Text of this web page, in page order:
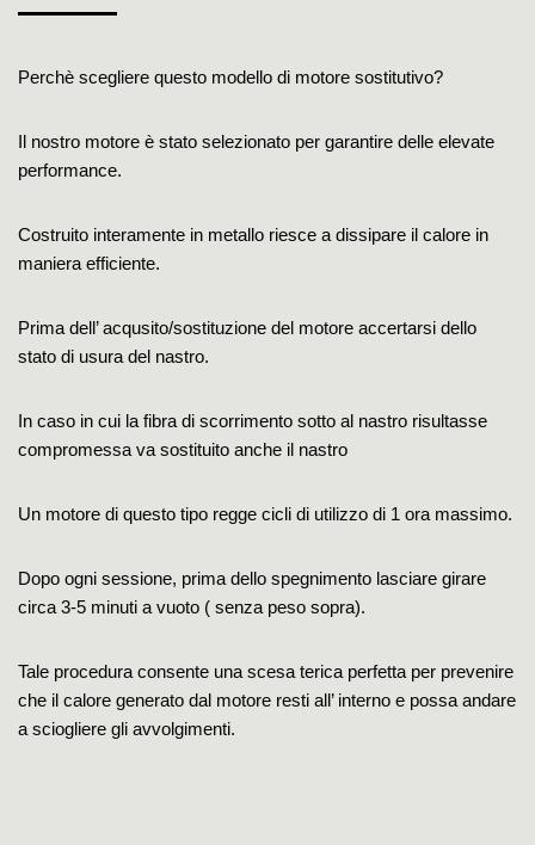
Perchè scegliere questo modello di motore sostitutivo?
Il nostro motore è stato selezionato per garantire delle elevate
performance.
Costruito interamente in metallo riesce a dissipare il calore in
maniera efficiente.
Prima dell’ acqusito/sostituzione del motore accertarsi dello
stato di usura del nastro.
In caso in cui la fibra di scorrimento sotto al nastro risultasse
compromessa va sostituito anche il nastro
Un motore di questo tipo regge cicli di utilizzo di 1 ora massimo.
Dopo ogni sessione, prima dello spegnimento lasciare girare
circa 3-5 minuti a vuoto ( senza peso sopra).
Tale procedura consente una scesa terica perfetta per prevenire
che il calore generato dal motore resti all’ interno e possa andare
a sciogliere gli avvolgimenti.